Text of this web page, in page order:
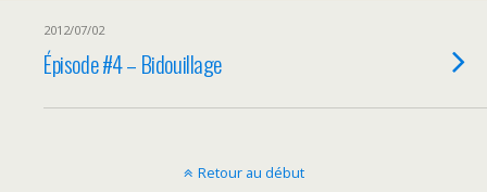
2012/07/02
Épisode #4 – Bidouillage
Retour au début